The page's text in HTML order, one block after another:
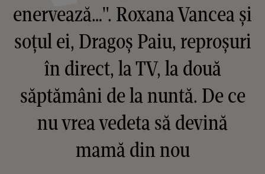
enervează…". Roxana Vancea și
soțul ei, Dragoș Paiu, reproșuri
în direct, la TV, la două
săptămâni de la nuntă. De ce
nu vrea vedeta să devină
mamă din nou